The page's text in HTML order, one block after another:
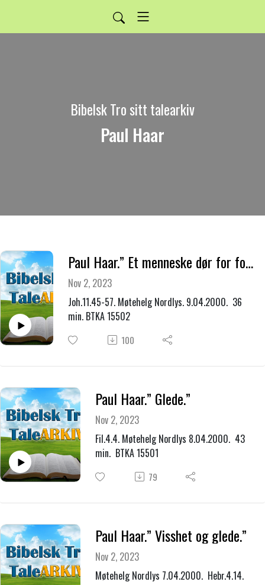
Bibelsk Tro sitt talearkiv
Paul Haar
Paul Haar.” Et menneske dør for folket.”
Nov 2, 2023
Joh.11.45-57. Møtehelg Nordlys. 9.04.2000. 36
min. BTKA 15502
100
Paul Haar.” Glede.”
Nov 2, 2023
Fil.4.4. Møtehelg Nordlys 8.04.2000. 43
min. BTKA 15501
79
Paul Haar.” Visshet og glede.”
Nov 2, 2023
Møtehelg Nordlys 7.04.2000. Hebr.4.14.